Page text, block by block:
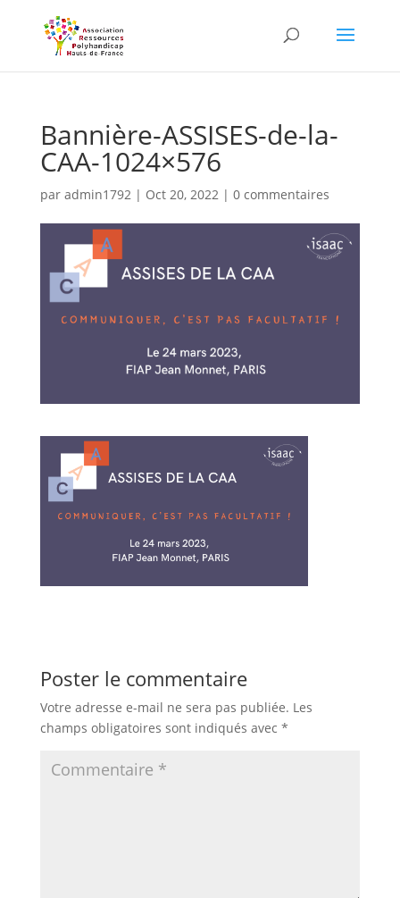
content
Bannière-ASSISES-de-la-
CAA-1024×576
par admin1792| Oct 20, 2022| 0 commentaires
Poster le commentaire
Votre adresse e-mail ne sera pas publiée. Les
champs obligatoires sont indiqués avec *